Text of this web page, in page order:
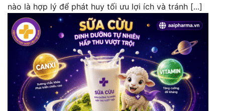
nào là hợp lý để phát huy tối ưu lợi ích và tránh [...]